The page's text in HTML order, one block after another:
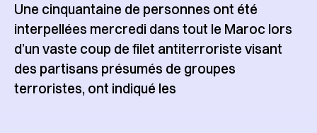
Une cinquantaine de personnes ont été
interpellées mercredi dans tout le Maroc lors
d’un vaste coup de filet antiterroriste visant
des partisans présumés de groupes
terroristes, ont indiqué les